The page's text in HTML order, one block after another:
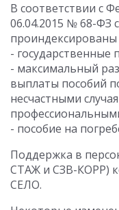
В соответствии с
06.04.2015 № 68-ФЗ
проиндексированы
- государственные
- максимальный
выплаты пособий
несчастными
- пособие на
Поддержка в
СТАЖ и СЗВ-КОРР)
СЕЛО.